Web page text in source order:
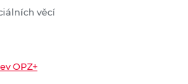
věcí
OPZ+